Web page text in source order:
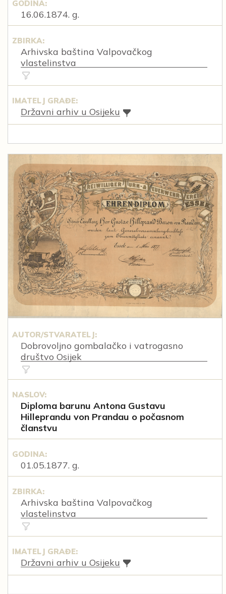
GODINA:
16.06.1874. g.
ZBIRKA:
Arhivska baština Valpovačkog
vlastelinstva
IMATELJ GRAĐE:
Državni arhiv u Osijeku
AUTOR/STVARATELJ:
Dobrovoljno gombalačko i vatrogasno
društvo Osijek
NASLOV:
Diploma barunu Antona Gustavu
Hilleprandu von Prandau o počasnom
članstvu
GODINA:
01.05.1877. g.
ZBIRKA:
Arhivska baština Valpovačkog
vlastelinstva
IMATELJ GRAĐE:
Državni arhiv u Osijeku